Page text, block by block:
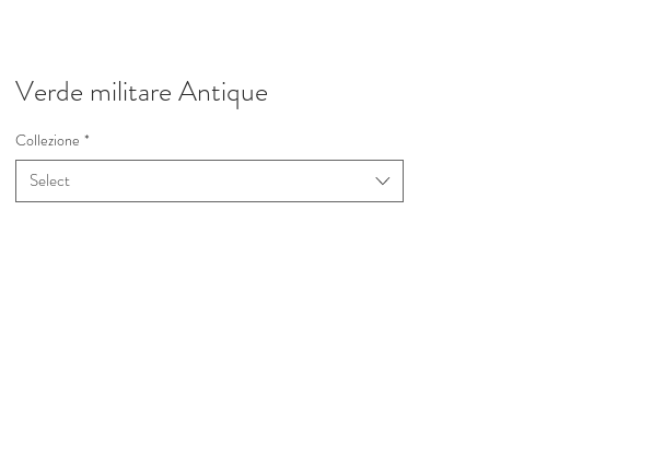
Verde militare Antique
Collezione *
Select